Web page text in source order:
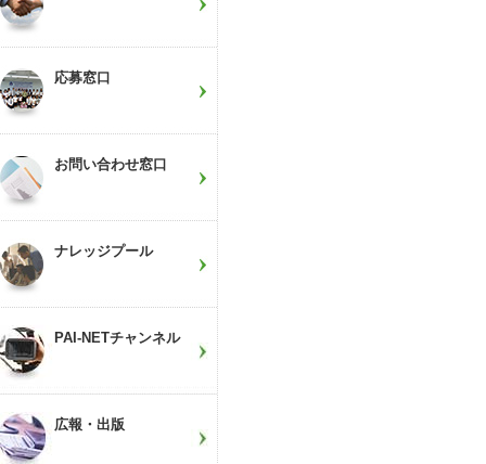
応募窓口
お問い合わせ窓口
ナレッジプール
PAI-NETチャンネル
広報・出版